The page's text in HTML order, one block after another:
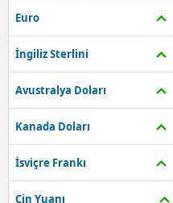
Euro
İngiliz Sterlini
Avustralya Doları
Kanada Doları
İsviçre Frankı
Çin Yuanı